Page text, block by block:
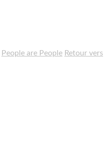
People are People Retour vers